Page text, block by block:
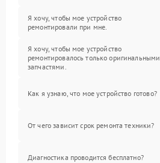
Я хочу, чтобы мое устройство
ремонтировали при мне.
Я хочу, чтобы мое устройство
ремонтировалось только оригинальными
запчастями.
Как я узнаю, что мое устройство готово?
От чего зависит срок ремонта техники?
Диагностика проводится бесплатно?